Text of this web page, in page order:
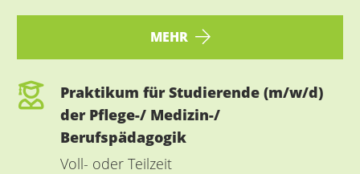
MEHR
Praktikum für Studierende (m/w/d)
der Pflege-/ Medizin-/
Berufspädagogik
Voll- oder Teilzeit